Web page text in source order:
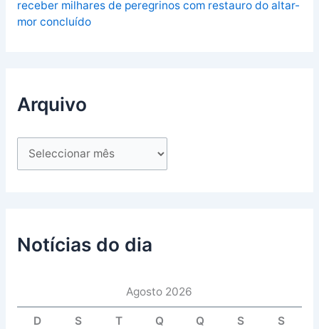
receber milhares de peregrinos com restauro do altar-
mor concluído
Arquivo
Notícias do dia
Agosto 2026
D S T Q Q S S